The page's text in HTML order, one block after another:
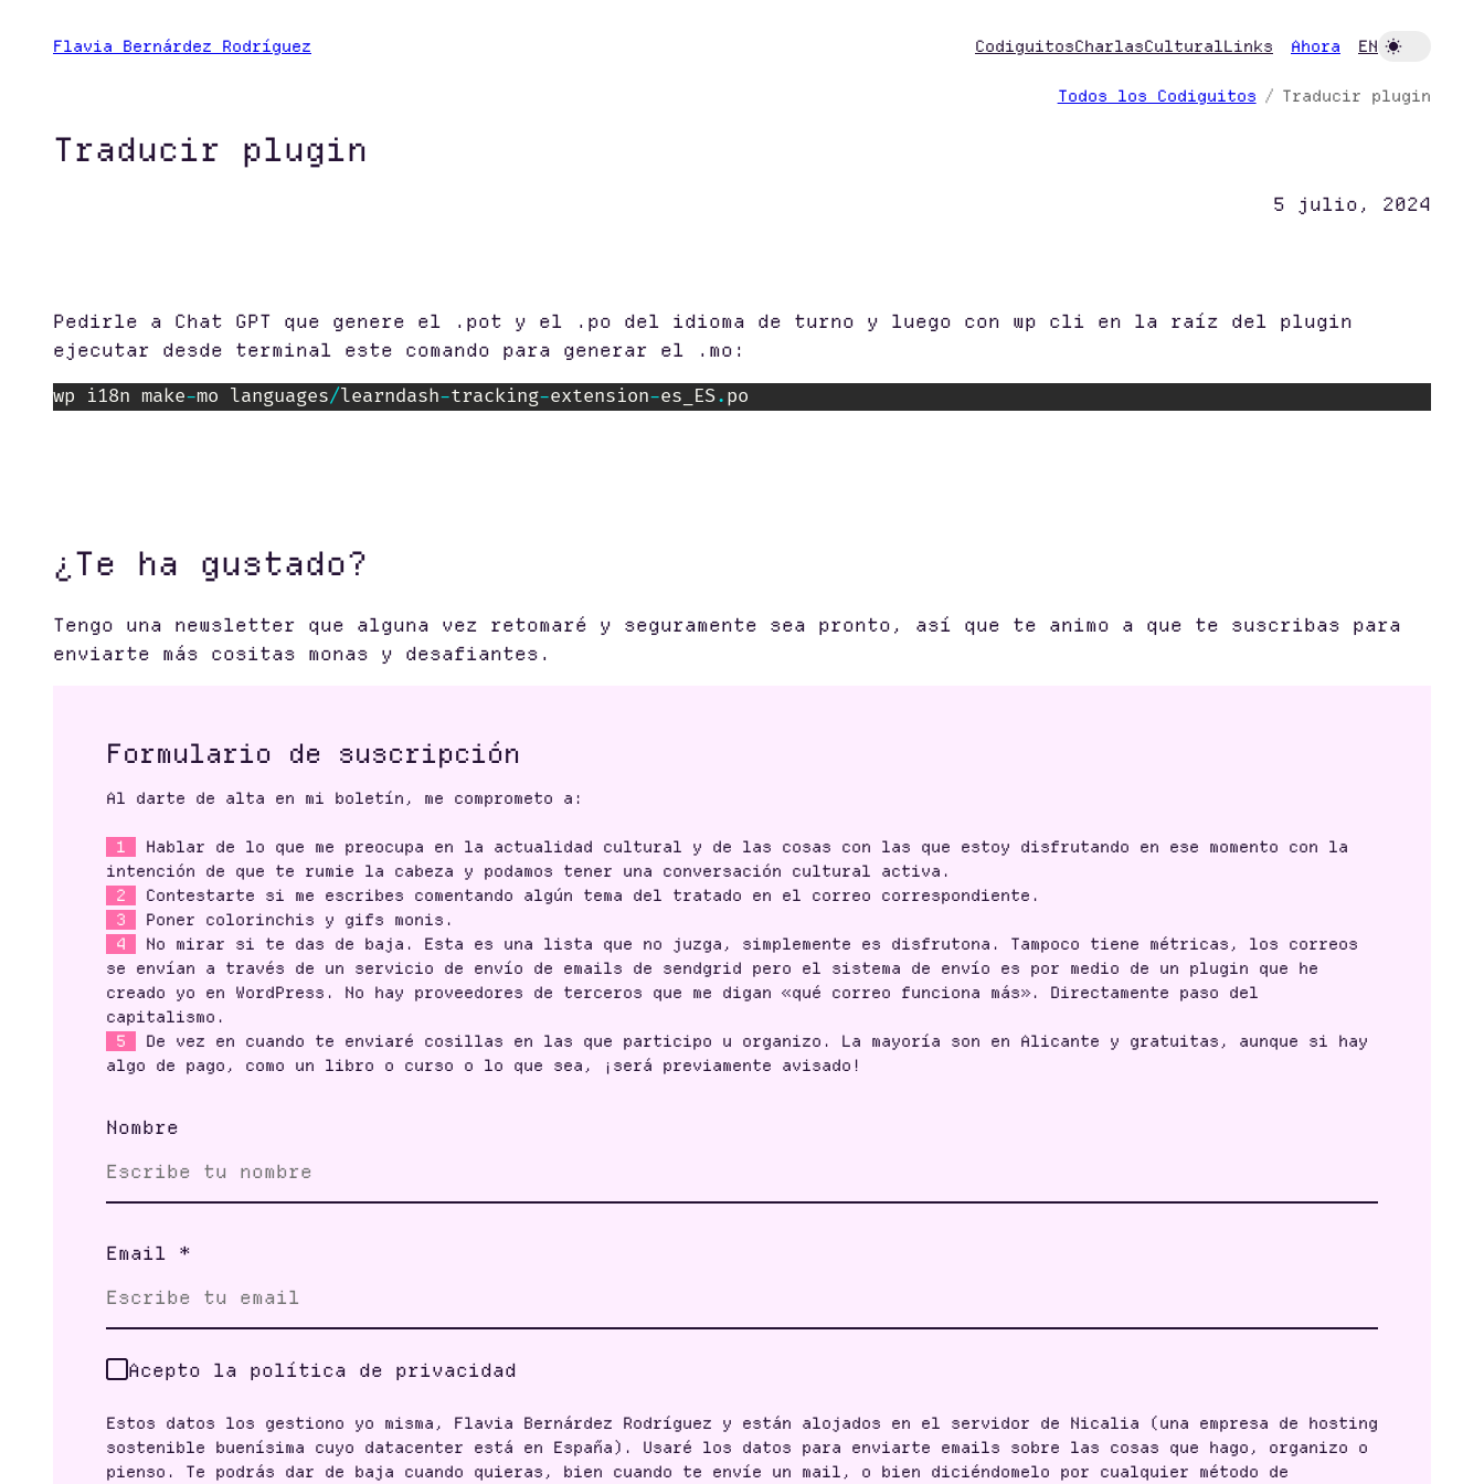
Flavia Bernárdez Rodríguez CodiguitosCharlasCulturalLinks Ahora EN
Todos los Codiguitos Traducir plugin
Traducir plugin
5 julio, 2024
Pedirle a Chat GPT que genere el .pot y el .po del idioma de turno y luego con wp cli en la raíz del plugin
ejecutar desde terminal este comando para generar el .mo:
wp i18n make-mo languages/learndash-tracking-extension-es_ES. po
¿Te ha gustado?
Tengo una newsletter que alguna vez retomaré y seguramente sea pronto, así que te animo a que te suscribas para
enviarte más cositas monas y desafiantes.
Formulario de suscripción
Al darte de alta en mi boletín, me comprometo a:
1
Hablar de lo que me preocupa en la actualidad cultural y de las cosas con las que estoy disfrutando en ese momento con la
intención de que te rumie la cabeza y podamos tener una conversación cultural activa.
2
Contestarte si me escribes comentando algún tema del tratado en el correo correspondiente.
3
Poner colorinchis y gifs monis.
4
No mirar si te das de baja. Esta es una lista que no juzga, simplemente es disfrutona. Tampoco tiene métricas, los correos
se envían a través de un servicio de envío de emails de sendgrid pero el sistema de envío es por medio de un plugin que he
creado yo en WordPress. No hay proveedores de terceros que me digan «qué correo funciona más». Directamente paso del
capitalismo.
5
De vez en cuando te enviaré cosillas en las que participo u organizo. La mayoría son en Alicante y gratuitas, aunque si hay
algo de pago, como un libro o curso o lo que sea, ¡será previamente avisado!
Nombre
Email *
Acepto la política de privacidad
Estos datos los gestiono yo misma, Flavia Bernárdez Rodríguez y están alojados en el servidor de Nicalia (una empresa de hosting
sostenible buenísima cuyo datacenter está en España). Usaré los datos para enviarte emails sobre las cosas que hago, organizo o
pienso. Te podrás dar de baja cuando quieras, bien cuando te envíe un mail, o bien diciéndomelo por cualquier método de